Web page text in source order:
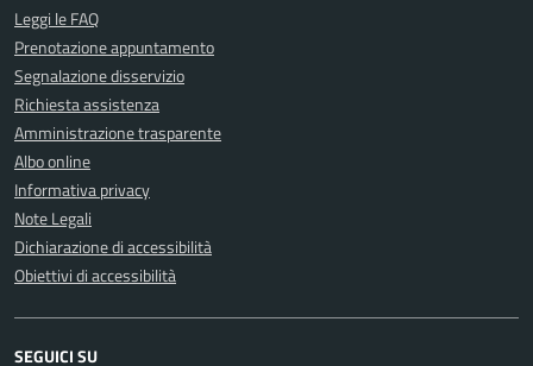
Leggi le FAQ
Prenotazione appuntamento
Segnalazione disservizio
Richiesta assistenza
Amministrazione trasparente
Albo online
Informativa privacy
Note Legali
Dichiarazione di accessibilità
Obiettivi di accessibilità
SEGUICI SU